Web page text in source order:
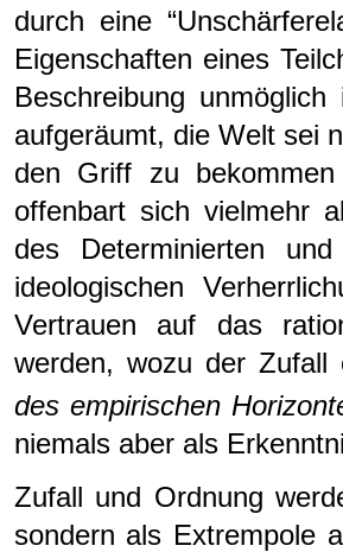
durch eine
Eigenschaften eines
Beschreibung
aufgeräumt, die Welt sei
den Griff zu
offenbart sich vielmehr
des Determinierten
ideologischen
Vertrauen auf das
werden, wozu der
des empirischen
niemals aber als
Zufall und Ordnung
sondern als Extrempole